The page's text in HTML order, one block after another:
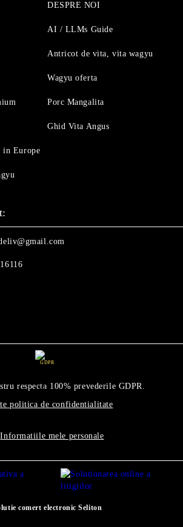
DESPRE NOI
AI / LLMs Guide
Antricot de vita, vita wagyu
Wagyu oferta
Porc Mangalita
Ghid Vita Angus
in Europe
GDPR
respecta 100% prevederile GDPR.
politica de confidentialitate
Informatiile mele personale
comert electronic Seliton